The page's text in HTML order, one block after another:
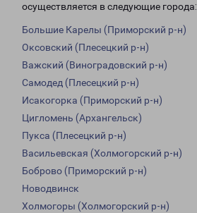
осуществляется в следующие города:
Большие Карелы (Приморский р-н)
Оксовский (Плесецкий р-н)
Важский (Виноградовский р-н)
Самодед (Плесецкий р-н)
Исакогорка (Приморский р-н)
Цигломень (Архангельск)
Пукса (Плесецкий р-н)
Васильевская (Холмогорский р-н)
Боброво (Приморский р-н)
Новодвинск
Холмогоры (Холмогорский р-н)